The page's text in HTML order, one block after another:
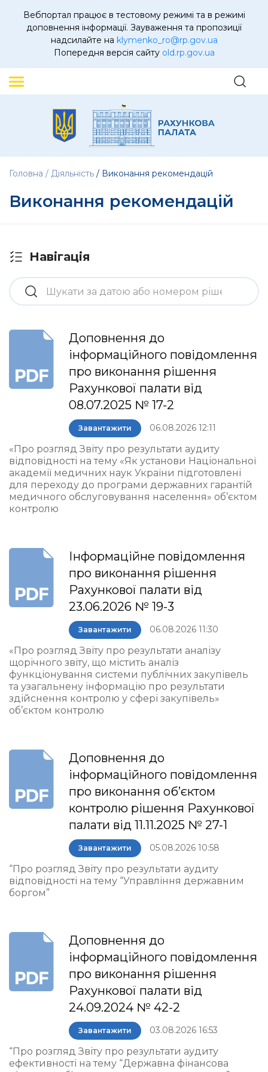
Вебпортал працює в тестовому режимі та в режимі
доповнення інформації. Зауваження та пропозиції
надсилайте на klymenko_ro@rp.gov.ua
Попередня версія сайту old.rp.gov.ua
Головна Діяльність Виконання рекомендацій
Виконання рекомендацій
Навігація
Доповнення до
інформаційного повідомлення
про виконання рішення
Рахункової палати від
08.07.2025 № 17-2
Завантажити 06.08.2026 12:11
«Про розгляд Звіту про результати аудиту
відповідності на тему «Як установи Національної
академії медичних наук України підготовлені
для переходу до програми державних гарантій
медичного обслуговування населення» об’єктом
контролю
Інформаційне повідомлення
про виконання рішення
Рахункової палати від
23.06.2026 № 19-3
Завантажити 06.08.2026 11:30
«Про розгляд Звіту про результати аналізу
щорічного звіту, що містить аналіз
функціонування системи публічних закупівель
та узагальнену інформацію про результати
здійснення контролю у сфері закупівель»
об’єктом контролю
Доповнення до
інформаційного повідомлення
про виконання об’єктом
контролю рішення Рахункової
палати від 11.11.2025 № 27-1
Завантажити 05.08.2026 10:58
“Про розгляд Звіту про результати аудиту
відповідності на тему “Управління державним
боргом”
Доповнення до
інформаційного повідомлення
про виконання рішення
Рахункової палати від
24.09.2024 № 42-2
Завантажити 03.08.2026 16:53
“Про розгляд Звіту про результати аудиту
ефективності на тему “Державна фінансова